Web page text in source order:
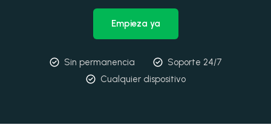
Empieza ya
Sin permanencia
Soporte 24/7
Cualquier dispositivo